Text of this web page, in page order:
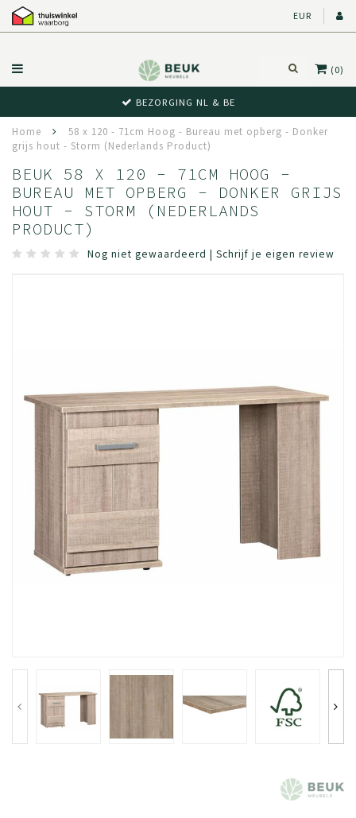
EUR
(0)
BEZORGING NL & BE
Home
58 x 120 - 71cm Hoog - Bureau met opberg - Donker
grijs hout - Storm (Nederlands Product)
BEUK 58 X 120 - 71CM HOOG -
BUREAU MET OPBERG - DONKER GRIJS
HOUT - STORM (NEDERLANDS
PRODUCT)
Nog niet gewaardeerd | Schrijf je eigen review